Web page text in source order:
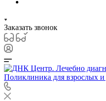
Заказать звонок